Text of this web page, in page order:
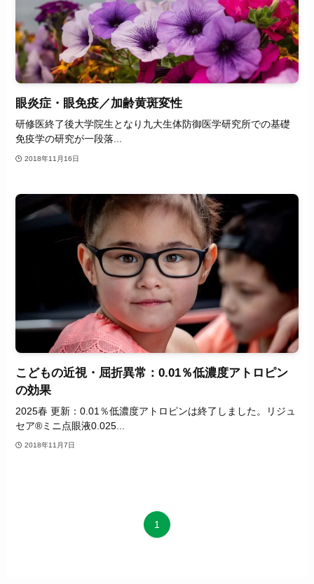
眼炎症・眼免疫／加齢黄斑変性
研修医終了後大学院生となり九大生体防御医学研究所での基礎
免疫学の研究が一段落...
2018年11月16日
こどもの近視・屈折異常：0.01％低濃度アトロピン
の効果
2025春 更新：0.01％低濃度アトロピンは終了しました。リジュ
セア®ミニ点眼液0.025...
2018年11月7日
1